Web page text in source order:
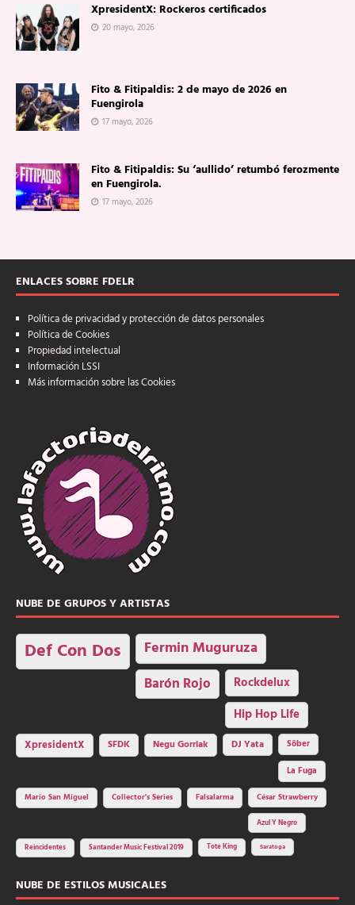
XpresidentX: Rockeros certificados
20 mayo, 2026
Fito & Fitipaldis: 2 de mayo de 2026 en
Fuengirola
17 mayo, 2026
Fito & Fitipaldis: Su ‘aullido’ retumbó ferozmente
en Fuengirola.
17 mayo, 2026
ENLACES SOBRE FDELR
Política de privacidad y protección de datos personales
Política de Cookies
Propiedad intelectual
Información LSSI
Más información sobre las Cookies
NUBE DE GRUPOS Y ARTISTAS
Def Con Dos Fermin Muguruza
Barón Rojo Rockdelux
Hip Hop Life
XpresidentX SFDK Negu Gorriak DJ Yata
Sôber
La Fuga
Mario San Miguel
Collector's Series Falsalarma César Strawberry
Azul Y Negro
Reincidentes Santander Music Festival 2019 Tote King Saratoga
NUBE DE ESTILOS MUSICALES